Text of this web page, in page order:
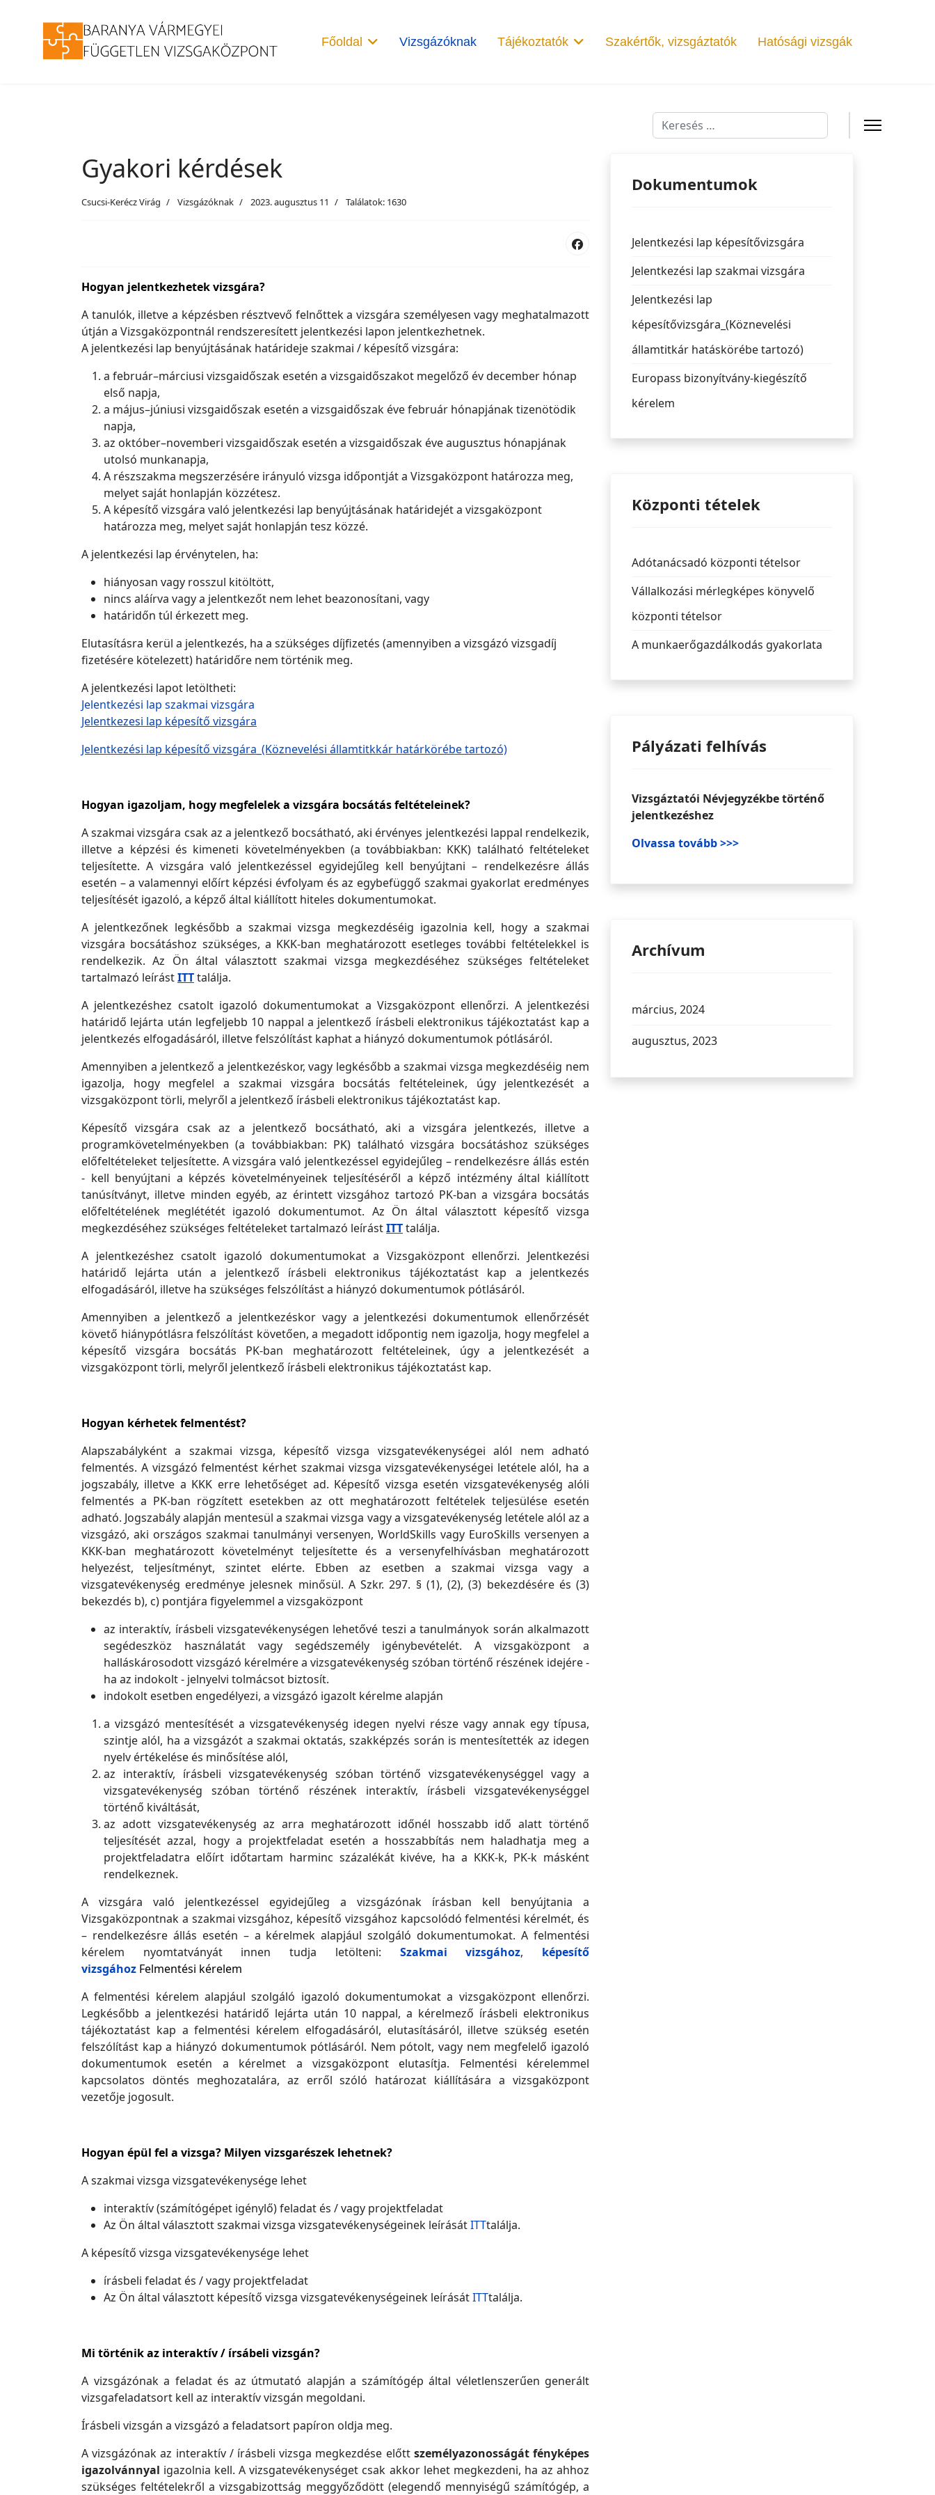
Főoldal Vizsgázóknak Tájékoztatók Szakértők, vizsgáztatók Hatósági vizsgák
Keresés...
Gyakori kérdések
Csucsi-Kerécz Virág Vizsgázóknak 2023. augusztus 11 Találatok: 1630
Hogyan jelentkezhetek vizsgára?
A tanulók, illetve a képzésben résztvevő felnőttek a vizsgára személyesen vagy meghatalmazott
útján a Vizsgaközpontnál rendszeresített jelentkezési lapon jelentkezhetnek.
A jelentkezési lap benyújtásának határideje szakmai / képesítő vizsgára:
a február–márciusi vizsgaidőszak esetén a vizsgaidőszakot megelőző év december hónap
első napja,
a május–júniusi vizsgaidőszak esetén a vizsgaidőszak éve február hónapjának tizenötödik
napja,
az október–novemberi vizsgaidőszak esetén a vizsgaidőszak éve augusztus hónapjának
utolsó munkanapja,
A részszakma megszerzésére irányuló vizsga időpontját a Vizsgaközpont határozza meg,
melyet saját honlapján közzétesz.
A képesítő vizsgára való jelentkezési lap benyújtásának határidejét a vizsgaközpont
határozza meg, melyet saját honlapján tesz közzé.
A jelentkezési lap érvénytelen, ha:
hiányosan vagy rosszul kitöltött,
nincs aláírva vagy a jelentkezőt nem lehet beazonosítani, vagy
határidőn túl érkezett meg.
Elutasításra kerül a jelentkezés, ha a szükséges díjfizetés (amennyiben a vizsgázó vizsgadíj
fizetésére kötelezett) határidőre nem történik meg.
A jelentkezési lapot letöltheti:
Jelentkezési lap szakmai vizsgára
Jelentkezesi lap képesítő vizsgára
Jelentkezési lap képesítő vizsgára_(Köznevelési államtitkkár határkörébe tartozó)
Hogyan igazoljam, hogy megfelelek a vizsgára bocsátás feltételeinek?
A szakmai vizsgára csak az a jelentkező bocsátható, aki érvényes jelentkezési lappal rendelkezik,
illetve a képzési és kimeneti követelményekben (a továbbiakban: KKK) található feltételeket
teljesítette. A vizsgára való jelentkezéssel egyidejűleg kell benyújtani – rendelkezésre állás
esetén – a valamennyi előírt képzési évfolyam és az egybefüggő szakmai gyakorlat eredményes
teljesítését igazoló, a képző által kiállított hiteles dokumentumokat.
A jelentkezőnek legkésőbb a szakmai vizsga megkezdéséig igazolnia kell, hogy a szakmai
vizsgára bocsátáshoz szükséges, a KKK-ban meghatározott esetleges további feltételekkel is
rendelkezik. Az Ön által választott szakmai vizsga megkezdéséhez szükséges feltételeket
tartalmazó leírástITTtalálja.
A jelentkezéshez csatolt igazoló dokumentumokat a Vizsgaközpont ellenőrzi. A jelentkezési
határidő lejárta után legfeljebb 10 nappal a jelentkező írásbeli elektronikus tájékoztatást kap a
jelentkezés elfogadásáról, illetve felszólítást kaphat a hiányzó dokumentumok pótlásáról.
Amennyiben a jelentkező a jelentkezéskor, vagy legkésőbb a szakmai vizsga megkezdéséig nem
igazolja, hogy megfelel a szakmai vizsgára bocsátás feltételeinek, úgy jelentkezését a
vizsgaközpont törli, melyről a jelentkező írásbeli elektronikus tájékoztatást kap.
Képesítő vizsgára csak az a jelentkező bocsátható, aki a vizsgára jelentkezés, illetve a
programkövetelményekben (a továbbiakban: PK) található vizsgára bocsátáshoz szükséges
előfeltételeket teljesítette. A vizsgára való jelentkezéssel egyidejűleg – rendelkezésre állás estén
- kell benyújtani a képzés követelményeinek teljesítéséről a képző intézmény által kiállított
tanúsítványt, illetve minden egyéb, az érintett vizsgához tartozó PK-ban a vizsgára bocsátás
előfeltételének meglététét igazoló dokumentumot. Az Ön által választott képesítő vizsga
megkezdéséhez szükséges feltételeket tartalmazó leírástITTtalálja.
A jelentkezéshez csatolt igazoló dokumentumokat a Vizsgaközpont ellenőrzi. Jelentkezési
határidő lejárta után a jelentkező írásbeli elektronikus tájékoztatást kap a jelentkezés
elfogadásáról, illetve ha szükséges felszólítást a hiányzó dokumentumok pótlásáról.
Amennyiben a jelentkező a jelentkezéskor vagy a jelentkezési dokumentumok ellenőrzését
követő hiánypótlásra felszólítást követően, a megadott időpontig nem igazolja, hogy megfelel a
képesítő vizsgára bocsátás PK-ban meghatározott feltételeinek, úgy a jelentkezését a
vizsgaközpont törli, melyről jelentkező írásbeli elektronikus tájékoztatást kap.
Hogyan kérhetek felmentést?
Alapszabályként a szakmai vizsga, képesítő vizsga vizsgatevékenységei alól nem adható
felmentés. A vizsgázó felmentést kérhet szakmai vizsga vizsgatevékenységei letétele alól, ha a
jogszabály, illetve a KKK erre lehetőséget ad. Képesítő vizsga esetén vizsgatevékenység alóli
felmentés a PK-ban rögzített esetekben az ott meghatározott feltételek teljesülése esetén
adható. Jogszabály alapján mentesül a szakmai vizsga vagy a vizsgatevékenység letétele alól az a
vizsgázó, aki országos szakmai tanulmányi versenyen, WorldSkills vagy EuroSkills versenyen a
KKK-ban meghatározott követelményt teljesítette és a versenyfelhívásban meghatározott
helyezést, teljesítményt, szintet elérte. Ebben az esetben a szakmai vizsga vagy a
vizsgatevékenység eredménye jelesnek minősül. A Szkr. 297. § (1), (2), (3) bekezdésére és (3)
bekezdés b), c) pontjára figyelemmel a vizsgaközpont
az interaktív, írásbeli vizsgatevékenységen lehetővé teszi a tanulmányok során alkalmazott
segédeszköz használatát vagy segédszemély igénybevételét. A vizsgaközpont a
halláskárosodott vizsgázó kérelmére a vizsgatevékenység szóban történő részének idejére -
ha az indokolt - jelnyelvi tolmácsot biztosít.
indokolt esetben engedélyezi, a vizsgázó igazolt kérelme alapján
a vizsgázó mentesítését a vizsgatevékenység idegen nyelvi része vagy annak egy típusa,
szintje alól, ha a vizsgázót a szakmai oktatás, szakképzés során is mentesítették az idegen
nyelv értékelése és minősítése alól,
az interaktív, írásbeli vizsgatevékenység szóban történő vizsgatevékenységgel vagy a
vizsgatevékenység szóban történő részének interaktív, írásbeli vizsgatevékenységgel
történő kiváltását,
az adott vizsgatevékenység az arra meghatározott időnél hosszabb idő alatt történő
teljesítését azzal, hogy a projektfeladat esetén a hosszabbítás nem haladhatja meg a
projektfeladatra előírt időtartam harminc százalékát kivéve, ha a KKK-k, PK-k másként
rendelkeznek.
A vizsgára való jelentkezéssel egyidejűleg a vizsgázónak írásban kell benyújtania a
Vizsgaközpontnak a szakmai vizsgához, képesítő vizsgához kapcsolódó felmentési kérelmét, és
– rendelkezésre állás esetén – a kérelmek alapjául szolgáló dokumentumokat. A felmentési
kérelem nyomtatványát innen tudja letölteni: Szakmai vizsgához,
képesítő
vizsgához Felmentési kérelem
A felmentési kérelem alapjául szolgáló igazoló dokumentumokat a vizsgaközpont ellenőrzi.
Legkésőbb a jelentkezési határidő lejárta után 10 nappal, a kérelmező írásbeli elektronikus
tájékoztatást kap a felmentési kérelem elfogadásáról, elutasításáról, illetve szükség esetén
felszólítást kap a hiányzó dokumentumok pótlásáról. Nem pótolt, vagy nem megfelelő igazoló
dokumentumok esetén a kérelmet a vizsgaközpont elutasítja. Felmentési kérelemmel
kapcsolatos döntés meghozatalára, az erről szóló határozat kiállítására a vizsgaközpont
vezetője jogosult.
Hogyan épül fel a vizsga? Milyen vizsgarészek lehetnek?
A szakmai vizsga vizsgatevékenysége lehet
interaktív (számítógépet igénylő) feladat és / vagy projektfeladat
Az Ön által választott szakmai vizsga vizsgatevékenységeinek leírásátITTtalálja.
A képesítő vizsga vizsgatevékenysége lehet
írásbeli feladat és / vagy projektfeladat
Az Ön által választott képesítő vizsga vizsgatevékenységeinek leírásátITTtalálja.
Mi történik az interaktív / írsábeli vizsgán?
A vizsgázónak a feladat és az útmutató alapján a számítógép által véletlenszerűen generált
vizsgafeladatsort kell az interaktív vizsgán megoldani.
Írásbeli vizsgán a vizsgázó a feladatsort papíron oldja meg.
A vizsgázónak az interaktív / írásbeli vizsga megkezdése előtt személyazonosságát fényképes
igazolvánnyal igazolnia kell. A vizsgatevékenységet csak akkor lehet megkezdeni, ha az ahhoz
szükséges feltételekről a vizsgabizottság meggyőződött (elegendő mennyiségű számítógép, a
Dokumentumok
Jelentkezési lap képesítővizsgára
Jelentkezési lap szakmai vizsgára
Jelentkezési lap
képesítővizsgára_(Köznevelési
államtitkár hatáskörébe tartozó)
Europass bizonyítvány-kiegészítő
kérelem
Központi tételek
Adótanácsadó központi tételsor
Vállalkozási mérlegképes könyvelő
központi tételsor
A munkaerőgazdálkodás gyakorlata
Pályázati felhívás
Vizsgáztatói Névjegyzékbe történő
jelentkezéshez
Olvassa tovább >>>
Archívum
március, 2024
augusztus, 2023